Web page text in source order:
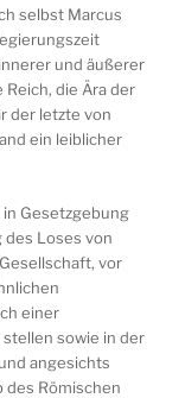
selbst Marcus
und äußerer
die Ära der
der letzte von
ein leiblicher
Gesetzgebung
Loses von
vor
einer
sowie in der
angesichts
Römischen